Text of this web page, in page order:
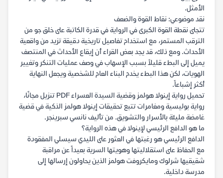
الأمثل.
نقد موضوعي: نقاط القوة والضعف
تتجلى نقطة القوة الكبرى في الرواية في قدرة الكاتبة على خلق جو من
الترقب المستمر، مع استخدام تفاصيل تاريخية دقيقة تزيد من واقعية
الأحداث. ومع ذلك، قد يجد بعض القراء أن إيقاع الأحداث في المنتصف
يميل إلى البطء قليلاً بسبب الإسهاب في وصف عمليات التنكر وتغيير
الهويات، لكن هذا البطء يخدم البناء العام للشخصية ويجعل النهاية
أكثر إشباعاً.
تحميل رواية إينولا هولمز وقضية السيدة العسراء PDF تنزيل مجانًا،
رواية بوليسية ومغامرات تتبع تحقيقات إينولا هولمز الذكية في قضية
غامضة مليئة بالأسرار والتشويق. من تأليف نانسي سبرينجر.
ما هو الدافع الرئيسي لإينولا في هذه الرواية؟
الدافع الرئيسي هو رغبتها في العثور على الليدي سيسلي المفقودة
مع الحفاظ على استقلاليتها وهويتها السرية بعيداً عن مراقبة
شقيقيها شرلوك ومايكروفت هولمز الذين يحاولون إرسالها إلى
مدرسة داخلية.